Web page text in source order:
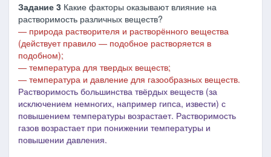
Задание 3 Какие факторы оказывают влияние на
растворимость различных веществ?
― природа растворителя и растворённого вещества
(действует правило ― подобное растворяется в
подобном);
― температура для твердых веществ;
― температура и давление для газообразных веществ.
Растворимость большинства твёрдых веществ (за
исключением немногих, например гипса, извести) с
повышением температуры возрастает. Растворимость
газов возрастает при понижении температуры и
повышении давления.